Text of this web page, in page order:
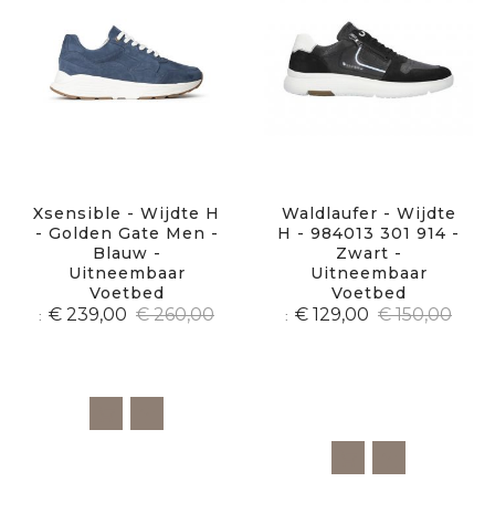
Xsensible - Wijdte H
- Golden Gate Men -
Blauw -
Uitneembaar
Voetbed
€ 239,00 € 260,00
Waldlaufer - Wijdte
H - 984013 301 914 -
Zwart -
Uitneembaar
Voetbed
€ 129,00 € 150,00